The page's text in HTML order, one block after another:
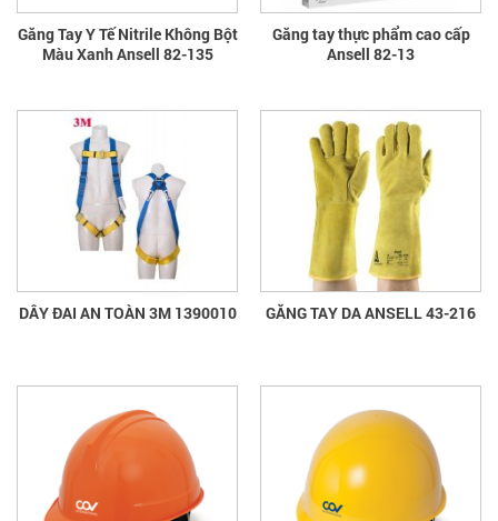
Găng Tay Y Tế Nitrile Không Bột
Màu Xanh Ansell 82-135
Găng tay thực phẩm cao cấp
Ansell 82-13
DÂY ĐAI AN TOÀN 3M 1390010 GĂNG TAY DA ANSELL 43-216